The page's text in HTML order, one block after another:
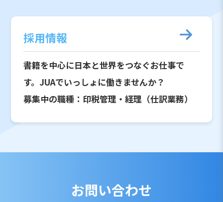
採用情報
書籍を中心に日本と世界をつなぐお仕事で
す。JUAでいっしょに働きませんか？
募集中の職種：印税管理・経理（仕訳業務）
お問い合わせ